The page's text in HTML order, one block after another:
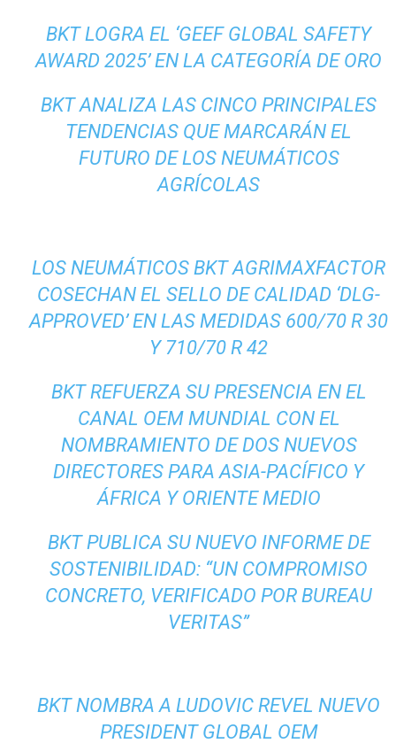
BKT LOGRA EL ‘GEEF GLOBAL SAFETY
AWARD 2025’ EN LA CATEGORÍA DE ORO
BKT ANALIZA LAS CINCO PRINCIPALES
TENDENCIAS QUE MARCARÁN EL
FUTURO DE LOS NEUMÁTICOS
AGRÍCOLAS
LOS NEUMÁTICOS BKT AGRIMAXFACTOR
COSECHAN EL SELLO DE CALIDAD ‘DLG-
APPROVED’ EN LAS MEDIDAS 600/70 R 30
Y 710/70 R 42
BKT REFUERZA SU PRESENCIA EN EL
CANAL OEM MUNDIAL CON EL
NOMBRAMIENTO DE DOS NUEVOS
DIRECTORES PARA ASIA-PACÍFICO Y
ÁFRICA Y ORIENTE MEDIO
BKT PUBLICA SU NUEVO INFORME DE
SOSTENIBILIDAD: “UN COMPROMISO
CONCRETO, VERIFICADO POR BUREAU
VERITAS”
BKT NOMBRA A LUDOVIC REVEL NUEVO
PRESIDENT GLOBAL OEM